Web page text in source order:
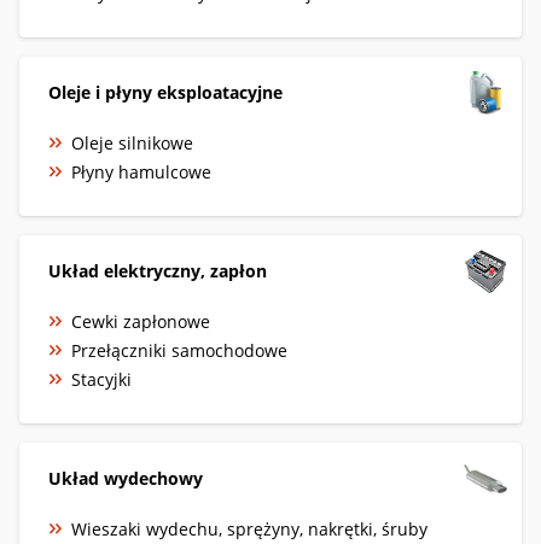
Oleje i płyny eksploatacyjne
Oleje silnikowe
Płyny hamulcowe
Układ elektryczny, zapłon
Cewki zapłonowe
Przełączniki samochodowe
Stacyjki
Układ wydechowy
Wieszaki wydechu, sprężyny, nakrętki, śruby